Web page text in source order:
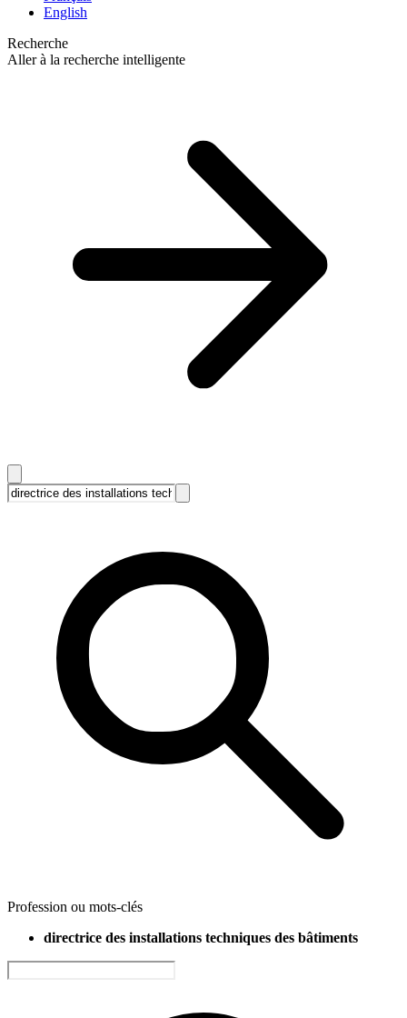
English
Recherche
Aller à la recherche intelligente
Profession ou mots-clés
directrice des installations techniques des bâtiments